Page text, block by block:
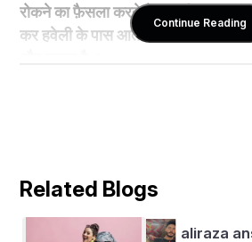
रोकने का फ़ैसला करते है । आदित्य अपनी
कर हवेली के पास आता है । और हवेली का
(आदित्य का साला कुमार आता है और
Continue Reading
Related Blogs
aliraza